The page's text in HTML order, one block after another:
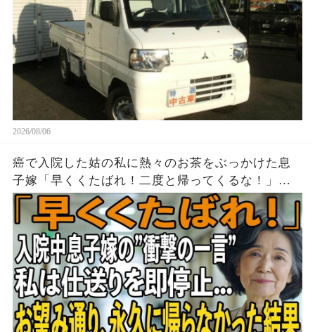
2026/08/06
癌で入院した姑の私に熱々のお茶をぶっかけた息
子嫁「早くくたばれ！二度と帰ってくるな！」→
お望みどおり私は息子夫婦へ仕送りを停止し、永
久に帰らなかった結果